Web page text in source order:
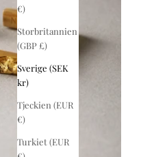
€)
Storbritannien
(GBP £)
Sverige (SEK
kr)
Tjeckien (EUR
€)
Turkiet (EUR